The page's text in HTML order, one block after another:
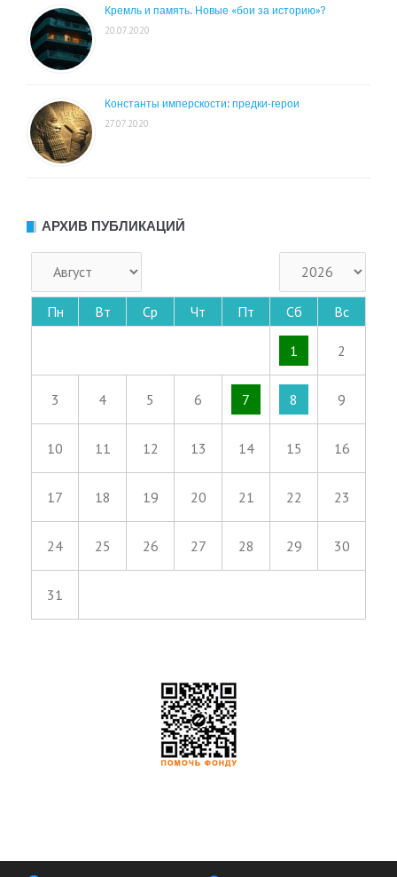
Кремль и память. Новые «бои за историю»?
20.07.2020
Константы имперскости: предки-герои
27.07.2020
АРХИВ ПУБЛИКАЦИЙ
Пн Вт Ср Чт Пт Сб Вс
1 2
3 4 5 6 7 8 9
10 11 12 13 14 15 16
17 18 19 20 21 22 23
24 25 26 27 28 29 30
31